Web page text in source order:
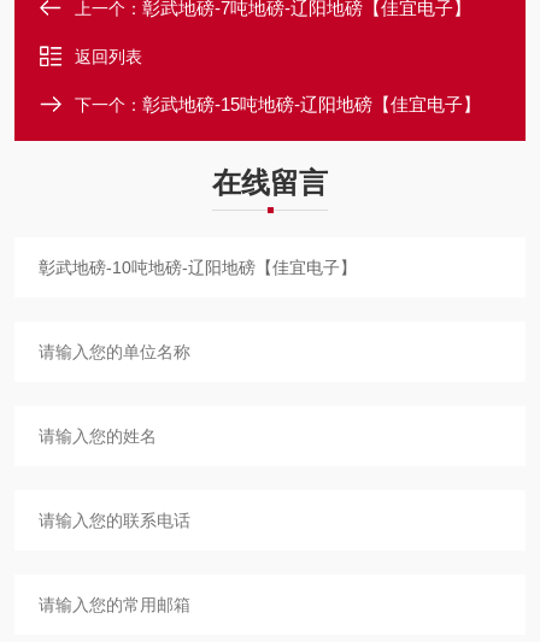
上一个： 彰武地磅-7吨地磅-辽阳地磅【佳宜电子】
返回列表
下一个： 彰武地磅-15吨地磅-辽阳地磅【佳宜电子】
在线留言